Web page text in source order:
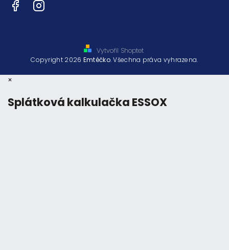
FacebookInstagram
Vytvořil Shoptet
Copyright 2026 Emtéčko. Všechna práva vyhrazena.
×
Splátková kalkulačka ESSOX